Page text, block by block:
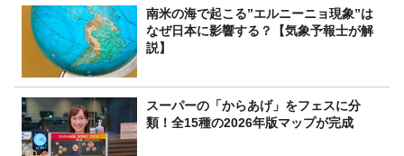
南米の海で起こる”エルニーニョ現象”は
なぜ日本に影響する？【気象予報士が解
説】
スーパーの「からあげ」をフェスに分
類！全15種の2026年版マップが完成